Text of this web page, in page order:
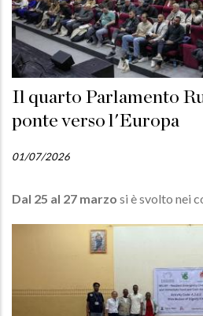
Il quarto Parlamento
ponte verso l'Europa
01/07/2026
Dal 25 al 27 marzo si è svolto nei